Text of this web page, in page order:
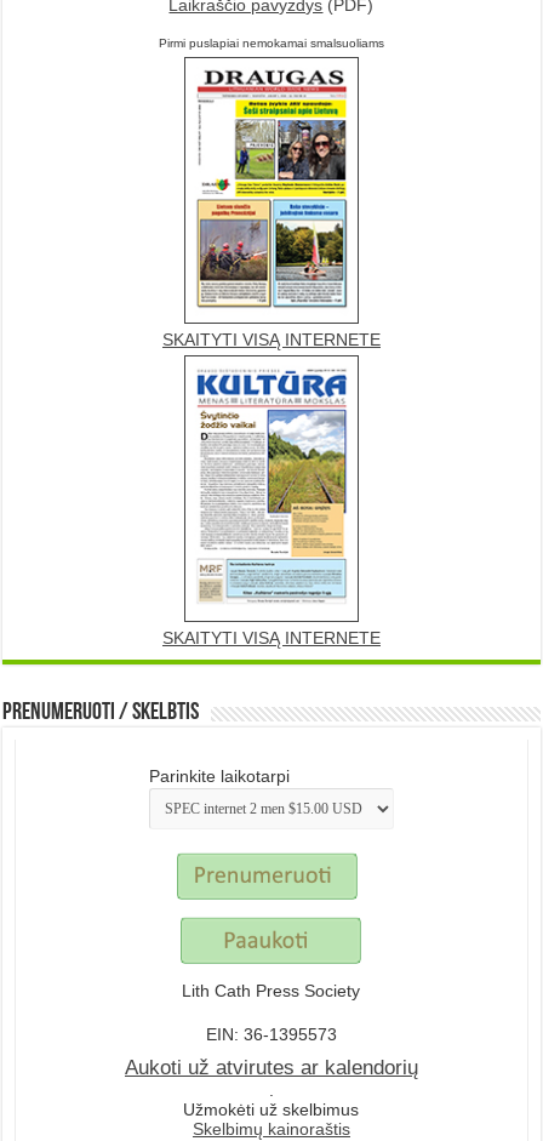
Laikraščio pavyzdys (PDF)
Pirmi puslapiai nemokamai smalsuoliams
SKAITYTI VISĄ INTERNETE
SKAITYTI VISĄ INTERNETE
Prenumeruoti / Skelbtis
Parinkite laikotarpi
Lith Cath Press Society
EIN: 36-1395573
Aukoti už atvirutes ar kalendorių
Užmokėti už skelbimus
Skelbimų kainoraštis